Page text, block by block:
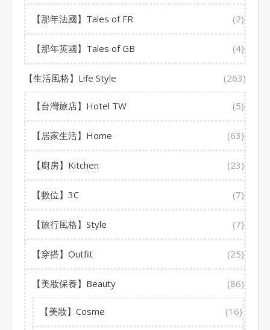
【那年法國】Tales of FR (2)
【那年英國】Tales of GB (4)
【生活風格】Life Style (263)
【台灣旅店】Hotel TW (5)
【居家生活】Home (63)
【廚房】Kitchen (23)
【數位】3C (7)
【旅行風格】Style (7)
【穿搭】Outfit (25)
【美妝保養】Beauty (86)
【美妝】Cosme (16)